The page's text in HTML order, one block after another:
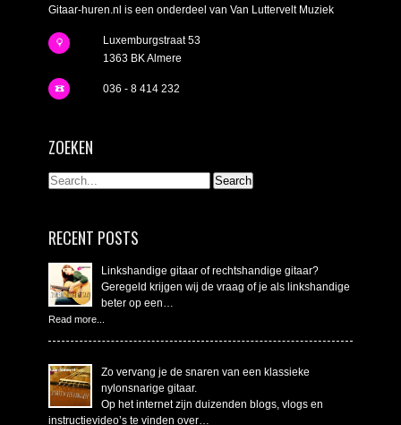
Gitaar-huren.nl is een onderdeel van Van Luttervelt Muziek
Luxemburgstraat 53
1363 BK Almere
036 - 8 414 232
ZOEKEN
RECENT POSTS
Linkshandige gitaar of rechtshandige gitaar?
Geregeld krijgen wij de vraag of je als linkshandige
beter op een…
Read more...
Zo vervang je de snaren van een klassieke
nylonsnarige gitaar.
Op het internet zijn duizenden blogs, vlogs en
instructievideo’s te vinden over…